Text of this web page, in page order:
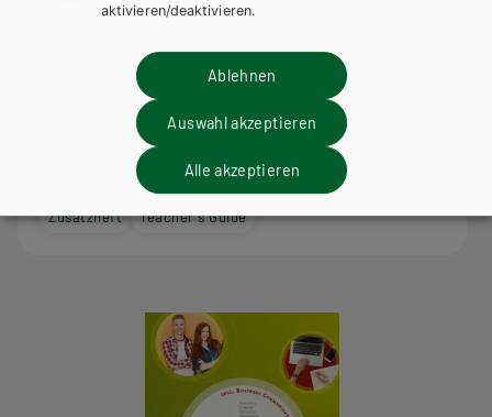
HUM/FS
Best Shots 1 - modular. BMS inkl. Audiofiles
Lehrbuch + E-Book
Lehrbuch E-Book Solo
Lehrbuch mit E-BOOK+
Lehrbuch E-BOOK+ Solo
Zusatzheft
Teacher´s Guide
aktivieren/deaktivieren.
Ablehnen
Auswahl akzeptieren
Alle akzeptieren